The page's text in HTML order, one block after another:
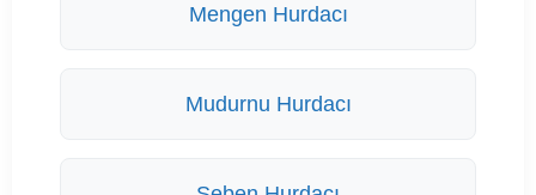
Mengen Hurdacı
Mudurnu Hurdacı